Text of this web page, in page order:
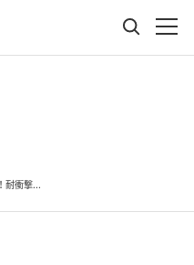
耐衝撃...